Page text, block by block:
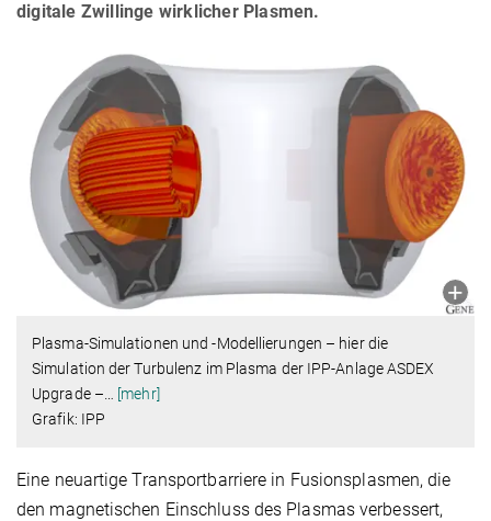
digitale Zwillinge wirklicher Plasmen.
Plasma-Simulationen und -Modellierungen – hier die
Simulation der Turbulenz im Plasma der IPP-Anlage ASDEX
Upgrade –
[mehr]
Grafik: IPP
Eine neuartige Transportbarriere in Fusionsplasmen, die
den magnetischen Einschluss des Plasmas verbessert,